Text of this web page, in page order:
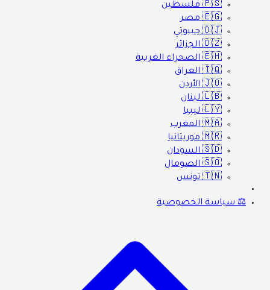
🇵🇸 فلسطين
🇪🇬 مصر
🇩🇯 جيبوتي
🇩🇿 الجزائر
🇪🇭 الصحراء الغربية
🇮🇶 العراق
🇯🇴 الأردن
🇱🇧 لبنان
🇱🇾 ليبيا
🇲🇦 المغرب
🇲🇷 موريتانيا
🇸🇩 السودان
🇸🇴 الصومال
🇹🇳 تونس
⚖️ سياسة الخصوصية